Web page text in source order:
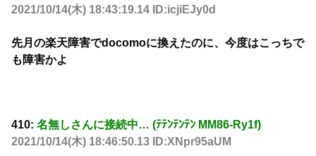
2021/10/14(木) 18:43:19.14 ID:icjiEJy0d
先月の楽天障害でdocomoに換えたのに、今度はこっちで
も障害かよ
410: 名無しさんに接続中… (ﾃﾃﾝﾃﾝﾃﾝ MM86-Ry1f)
2021/10/14(木) 18:46:50.13 ID:XNpr95aUM